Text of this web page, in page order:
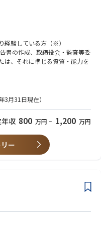
を含む）
社を含む）
グ
経験している方（※）
書の作成、取締役会・監査等委
は、それに準じる資質・能力を
る方
検査士）
監査士
ンできるレベル（目安：TOEI
3月31日現在）
収 800 万円 ~ 1,200 万円
ー